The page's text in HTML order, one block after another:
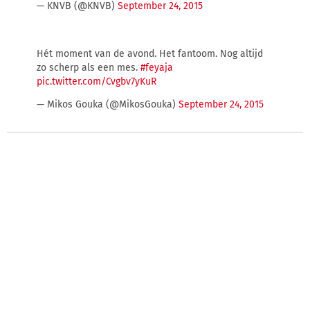
— KNVB (@KNVB) September 24, 2015
Hét moment van de avond. Het fantoom. Nog altijd
zo scherp als een mes. #feyaja
pic.twitter.com/Cvgbv7yKuR
— Mikos Gouka (@MikosGouka) September 24, 2015